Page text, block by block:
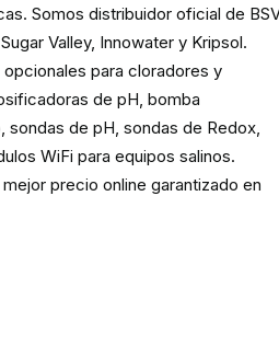
Somos distribuidor oficial de
Valley, Innowater y Kripsol.
para cloradores y
de pH, bomba
de pH, sondas de Redox,
WiFi para equipos salinos.
precio online garantizado en